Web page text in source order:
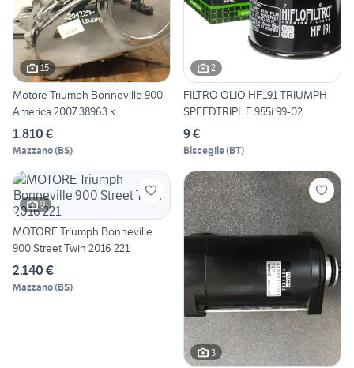
15
Motore Triumph Bonneville 900
America 2007 38963 k
1.810 €
Mazzano(BS)
2
FILTRO OLIO HF191 TRIUMPH
SPEEDTRIPL E 955i 99-02
9 €
Bisceglie(BT)
9
MOTORE Triumph Bonneville
900 Street Twin 2016 221
2.140 €
Mazzano(BS)
3